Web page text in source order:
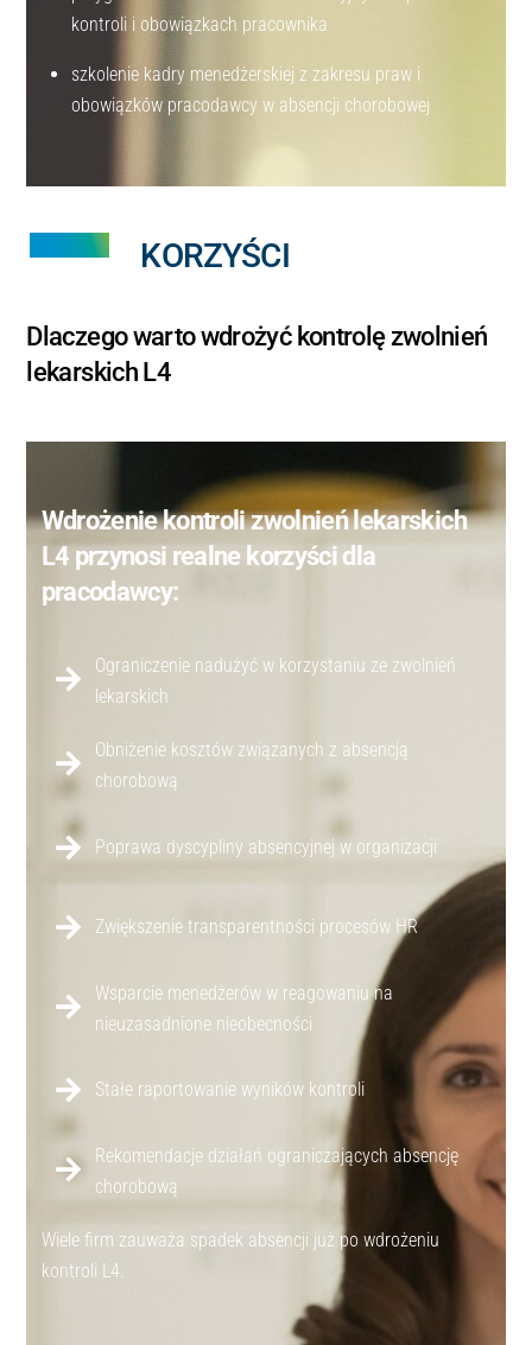
kontroli i obowiązkach pracownika
szkolenie kadry menedżerskiej z zakresu praw i
obowiązków pracodawcy w absencji chorobowej
KORZYŚCI
Dlaczego warto wdrożyć kontrolę zwolnień
lekarskich L4
Wdrożenie kontroli zwolnień lekarskich
L4 przynosi realne korzyści dla
pracodawcy:
Ograniczenie nadużyć w korzystaniu ze zwolnień
lekarskich
Obniżenie kosztów związanych z absencją
chorobową
Poprawa dyscypliny absencyjnej w organizacji
Zwiększenie transparentności procesów HR
Wsparcie menedżerów w reagowaniu na
nieuzasadnione nieobecności
Stałe raportowanie wyników kontroli
Rekomendacje działań ograniczających absencję
chorobową
Wiele firm zauważa spadek absencji już po wdrożeniu
kontroli L4.